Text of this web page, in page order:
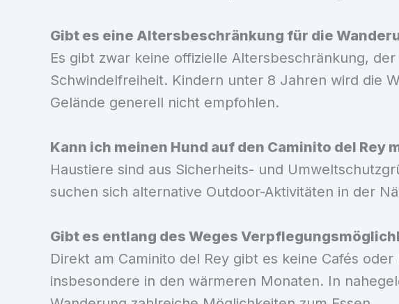
Gibt es eine Altersbeschränkung für die
Es gibt zwar keine offizielle Altersbeschränkung,
Schwindelfreiheit. Kindern unter 8 Jahren wird die
Gelände generell nicht empfohlen.
Kann ich meinen Hund auf den Caminito del Rey
Haustiere sind aus Sicherheits- und
suchen sich alternative Outdoor-Aktivitäten in der
Gibt es entlang des Weges
Direkt am Caminito del Rey gibt es keine Cafés
insbesondere in den wärmeren Monaten. In